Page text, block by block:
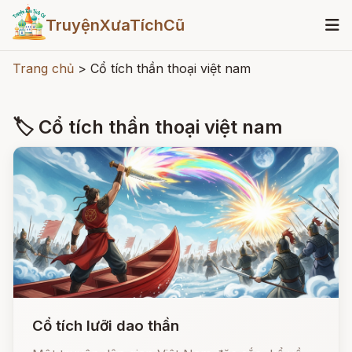
TruyệnXưaTíchCũ
Trang chủ > Cổ tích thần thoại việt nam
🏷 Cổ tích thần thoại việt nam
Cổ tích lưỡi dao thần